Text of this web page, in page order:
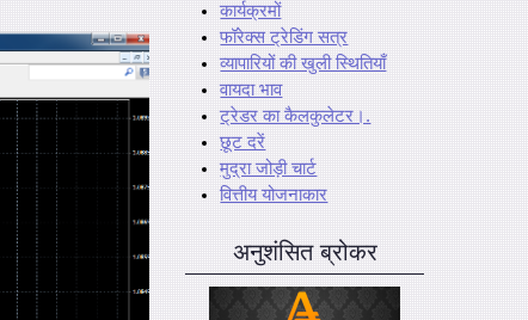
कार्यक्रमों
फॉरेक्स ट्रेडिंग सत्र
व्यापारियों की खुली स्थितियाँ
वायदा भाव
ट्रेडर का कैलकुलेटर।.
छूट दरें
मुद्रा जोड़ी चार्ट
वित्तीय योजनाकार
अनुशंसित ब्रोकर